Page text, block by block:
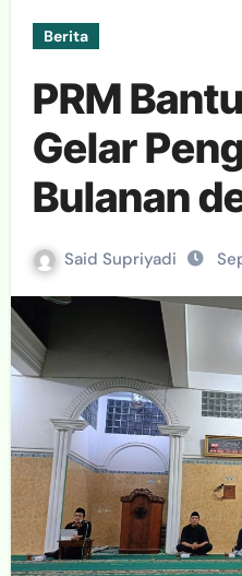
Berita
PRM
Gelar
Bulanan
Tema
Sikap
Said Supriyadi